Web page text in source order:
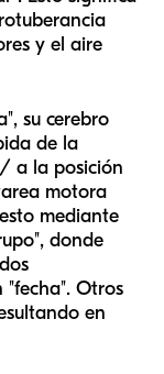
y el aire
su cerebro
de la
a la posición
motora
mediante
donde
Otros
en